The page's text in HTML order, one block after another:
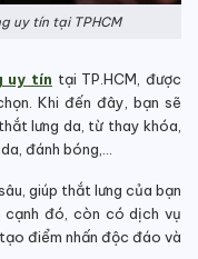
uy tín tại TPHCM
uy tín tại TP.HCM, được
Khi đến đây, bạn sẽ
lưng da, từ thay khóa,
đánh bóng,…
giúp thắt lưng của bạn
cạnh đó, còn có dịch vụ
điểm nhấn độc đáo và